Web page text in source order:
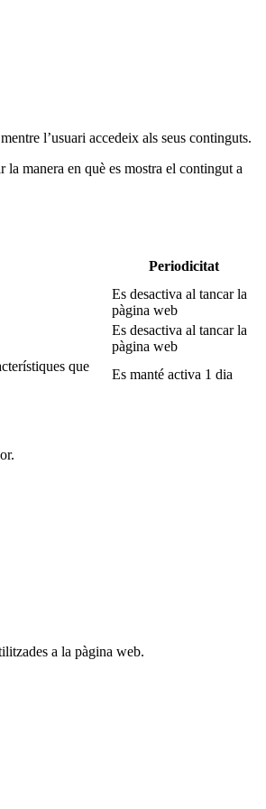
l’usuari accedeix als seus continguts.
manera en què es mostra el contingut a
Periodicitat
Es desactiva al tancar la
pàgina web
Es desactiva al tancar la
pàgina web
que
Es manté activa 1 dia
a la pàgina web.